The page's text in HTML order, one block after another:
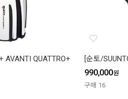
AVANTI QUATTRO+ [순토/
990,000원
구매 16